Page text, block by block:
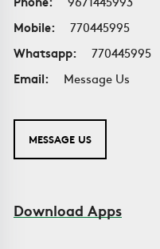
Mobile:
770445995
Whatsapp:
770445995
Email:
Message Us
MESSAGE US
Download Apps